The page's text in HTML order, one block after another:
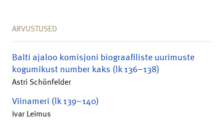
ARVUSTUSED
Balti ajaloo komisjoni biograafiliste uurimuste
kogumikust number kaks (lk 136–138)
Astri Schönfelder
Viinameri (lk 139–140)
Ivar Leimus